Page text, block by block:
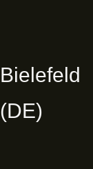
Bielefeld
(DE)